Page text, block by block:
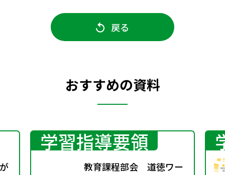
戻る
おすすめの資料
学習指導要領
教育課程部会 道徳ワー